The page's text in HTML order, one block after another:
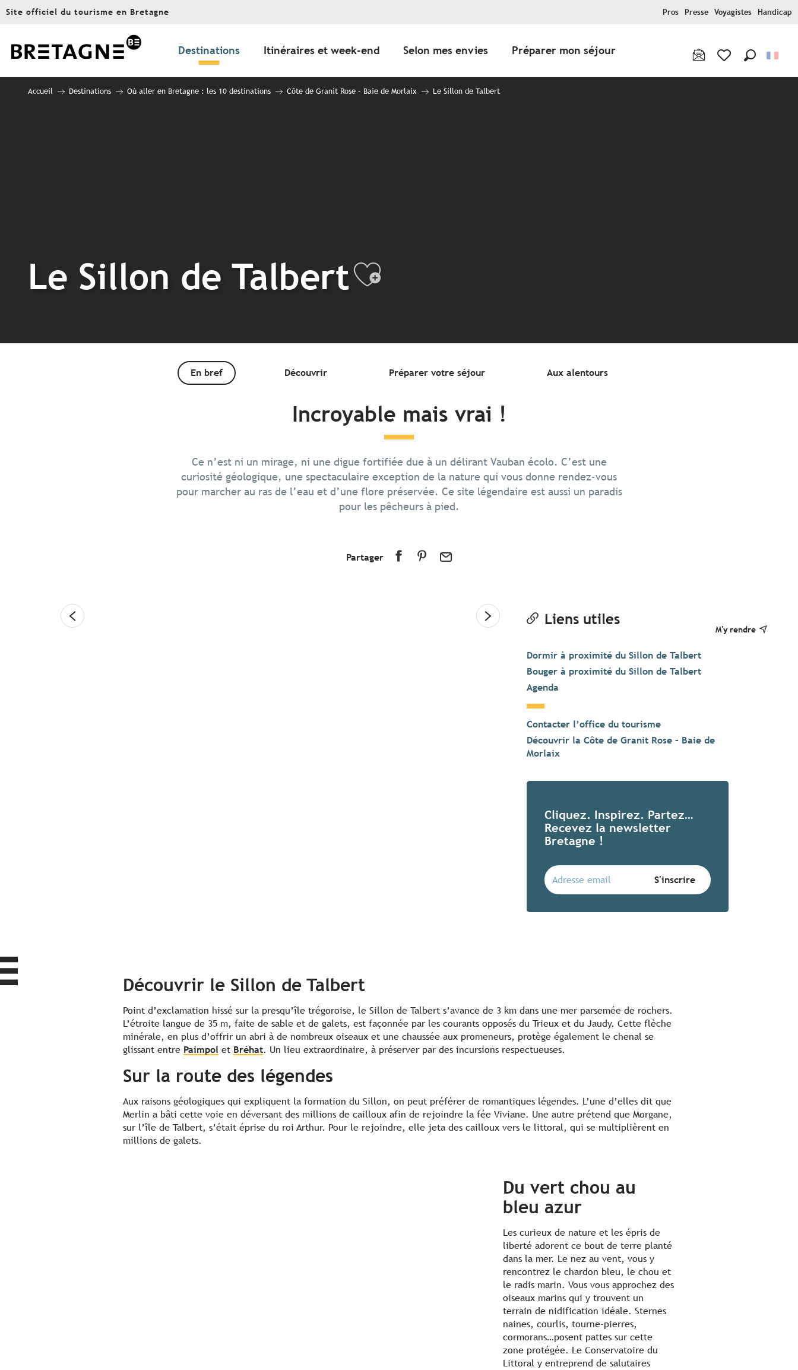
Aller
principal
Site officiel du tourisme en Bretagne Pros Presse Voyagistes Handicap
Destinations Itinéraires et week-end Selon mes envies Préparer mon séjour
M'y rendre
Accueil Destinations Où aller en Bretagne : les 10 destinations Côte de Granit Rose – Baie de Morlaix Le Sillon de Talbert
Le Sillon de TalbertAjouter aux favoris
En bref Découvrir Préparer votre séjour Aux alentours
Incroyable mais vrai !
Ce n’est ni un mirage, ni une digue fortifiée due à un délirant Vauban écolo. C’est une
curiosité géologique, une spectaculaire exception de la nature qui vous donne rendez-vous
pour marcher au ras de l’eau et d’une flore préservée. Ce site légendaire est aussi un paradis
pour les pêcheurs à pied.
Partager
Liens utiles
Dormir à proximité du Sillon de Talbert
Bouger à proximité du Sillon de Talbert
Agenda
Contacter l’office du tourisme
Découvrir la Côte de Granit Rose – Baie de
Morlaix
Cliquez. Inspirez. Partez…
Recevez la newsletter
Bretagne !
Découvrir le Sillon de Talbert
Point d’exclamation hissé sur la presqu’île trégoroise, le Sillon de Talbert s’avance de 3 km dans une mer parsemée de rochers.
L’étroite langue de 35 m, faite de sable et de galets, est façonnée par les courants opposés du Trieux et du Jaudy. Cette flèche
minérale, en plus d’offrir un abri à de nombreux oiseaux et une chaussée aux promeneurs, protège également le chenal se
glissant entre Paimpol et Bréhat. Un lieu extraordinaire, à préserver par des incursions respectueuses.
Sur la route des légendes
Aux raisons géologiques qui expliquent la formation du Sillon, on peut préférer de romantiques légendes. L’une d’elles dit que
Merlin a bâti cette voie en déversant des millions de cailloux afin de rejoindre la fée Viviane. Une autre prétend que Morgane,
sur l’île de Talbert, s’était éprise du roi Arthur. Pour le rejoindre, elle jeta des cailloux vers le littoral, qui se multiplièrent en
millions de galets.
Du vert chou au
bleu azur
Les curieux de nature et les épris de
liberté adorent ce bout de terre planté
dans la mer. Le nez au vent, vous y
rencontrez le chardon bleu, le chou et
le radis marin. Vous vous approchez des
oiseaux marins qui y trouvent un
terrain de nidification idéale. Sternes
naines, courlis, tourne-pierres,
cormorans…posent pattes sur cette
zone protégée. Le Conservatoire du
Littoral y entreprend de salutaires